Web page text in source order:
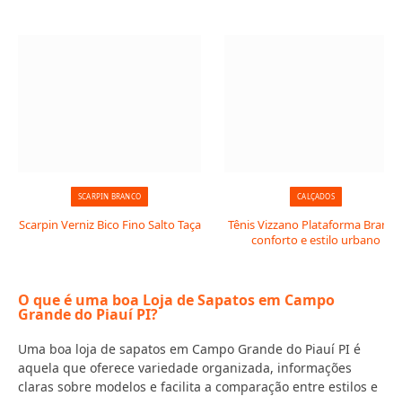
SCARPIN BRANCO
Scarpin Verniz Bico Fino Salto Taça
CALÇADOS
Tênis Vizzano Plataforma
conforto e estilo urbano
O que é uma boa Loja de Sapatos em Campo
Grande do Piauí PI?
Uma boa loja de sapatos em Campo Grande do Piauí PI é
aquela que oferece variedade organizada, informações
claras sobre modelos e facilita a comparação entre estilos e